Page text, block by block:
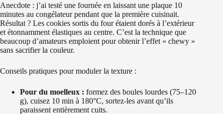
Anecdote : j’ai testé une fournée en laissant une plaque 10
minutes au congélateur pendant que la première cuisinait.
Résultat ? Les cookies sortis du four étaient dorés à l’extérieur
et étonnamment élastiques au centre. C’est la technique que
beaucoup d’amateurs emploient pour obtenir l’effet « chewy »
sans sacrifier la couleur.
Conseils pratiques pour moduler la texture :
Pour du moelleux : formez des boules lourdes (75–120
g), cuisez 10 min à 180°C, sortez-les avant qu’ils
paraissent entièrement cuits.